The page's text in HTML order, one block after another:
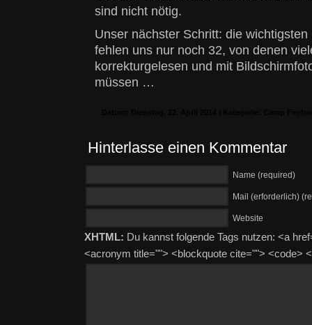
sind nicht nötig.
Unser nächster Schritt: die
fehlen uns nur noch 32, von denen
korrekturgelesen und mit
müssen …
Hinterlasse einen Kommentar
Name (required)
Mail (erforderlich)
Website
XHTML: Du kannst folgende Tags nutzen: <a
<acronym title=""> <blockquote cite=""> <code>